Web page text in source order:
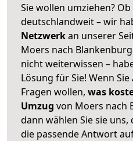
Sie wollen umziehen?
deutschlandweit – wir
Netzwerkan unserer
Moers nach
nicht weiterwissen –
Lösung für Sie! Wenn
Fragen wollen, was
Umzug von Moers nach
dann wählen Sie sie
die passende Antwort